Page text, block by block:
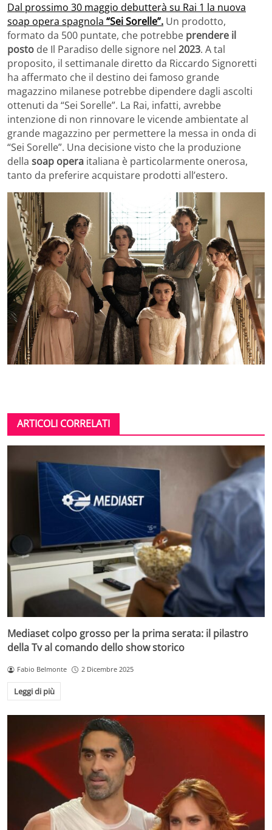
Dal prossimo 30 maggio debutterà su Rai 1 la nuova
soap opera spagnola “Sei Sorelle”. Un prodotto,
formato da 500 puntate, che potrebbe prendere il
posto de Il Paradiso delle signore nel 2023. A tal
proposito, il settimanale diretto da Riccardo Signoretti
ha affermato che il destino dei famoso grande
magazzino milanese potrebbe dipendere dagli ascolti
ottenuti da “Sei Sorelle”. La Rai, infatti, avrebbe
intenzione di non rinnovare le vicende ambientate al
grande magazzino per permettere la messa in onda di
“Sei Sorelle”. Una decisione visto che la produzione
della soap opera italiana è particolarmente onerosa,
tanto da preferire acquistare prodotti all’estero.
ARTICOLI CORRELATI
Mediaset colpo grosso per la prima serata: il pilastro
della Tv al comando dello show storico
Fabio Belmonte 2 Dicembre 2025
Leggi di più